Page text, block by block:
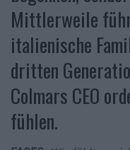
Mittlerweile
italienische
dritten
Colmars CEO
fühlen.